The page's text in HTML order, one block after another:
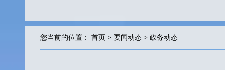
您当前的位置： 首页 > 要闻动态 > 政务动态